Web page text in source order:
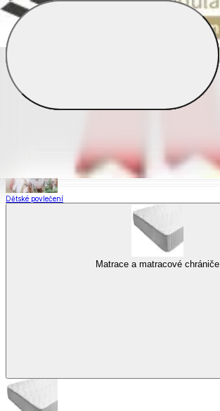
Saténové povlečení
Povlečení s fototiskem
Dětské povlečení
Matrace a matracové chrániče